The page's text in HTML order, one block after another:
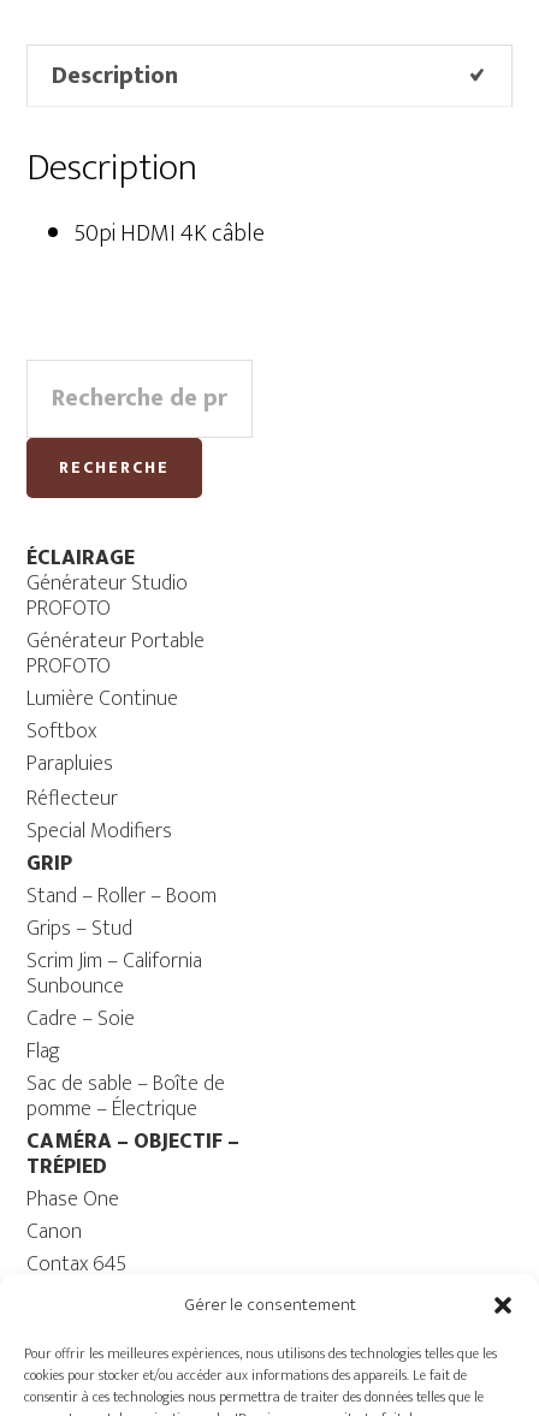
Gérer le consentement
Pour offrir les meilleures expériences, nous utilisons des technologies telles que les
cookies pour stocker et/ou accéder aux informations des appareils. Le fait de
consentir à ces technologies nous permettra de traiter des données telles que le
Description
Description
50pi HDMI 4K câble
Primary
Sidebar
Recherche
pour :
RECHERCHE
ÉCLAIRAGE
Générateur Studio
PROFOTO
Générateur Portable
PROFOTO
Lumière Continue
Softbox
Parapluies
Réflecteur
Special Modifiers
GRIP
Stand – Roller – Boom
Grips – Stud
Scrim Jim – California
Sunbounce
Cadre – Soie
Flag
Sac de sable – Boîte de
pomme – Électrique
CAMÉRA – OBJECTIF –
TRÉPIED
Phase One
Canon
Contax 645
ORDINATEUR
Ordinateur – Moniteur